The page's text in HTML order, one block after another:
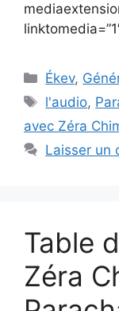
Ékev,
l'audio,
avec Zéra
Laisser un
Table
Zéra